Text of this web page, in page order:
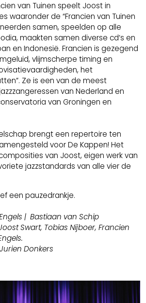
van Tuinen speelt Joost in
waaronder de “Francien van Tuinen
samen, speelden op alle
maakten samen diverse cd’s en
en Indonesië. Francien is gezegend
vlijmscherpe timing en
het
Ze is een van de meest
van Nederland en
van Groningen en
brengt een repertoire ten
voor De Kappen! Het
van Joost, eigen werk van
jazzstandards van alle vier de
een pauzedrankje.
| Bastiaan van Schip
Swart, Tobias Nijboer, Francien
Donkers